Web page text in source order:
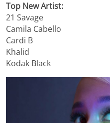
Top New Artist:
21 Savage
Camila Cabello
Cardi B
Khalid
Kodak Black